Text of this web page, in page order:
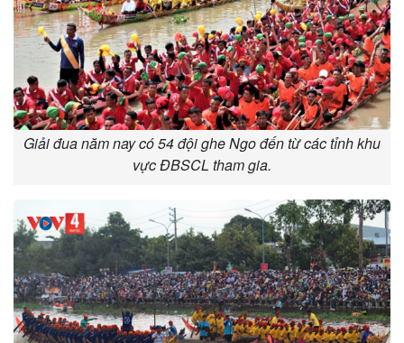
Giải đua năm nay có 54 đội ghe Ngo đến từ các tỉnh khu
vực ĐBSCL tham gia.